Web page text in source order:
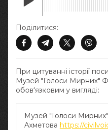
При цитуванні історії
Музей "Голоси Мирних"
обов‘язковим у вигляді:
Музей "Голоси
Ахметова https://
Поділитися: